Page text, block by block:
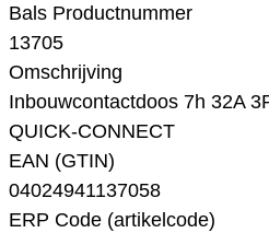
Bals Productnummer
13705
Omschrijving
Inbouwcontactdoos 7h 32A
QUICK-CONNECT
EAN (GTIN)
04024941137058
ERP Code (artikelcode)